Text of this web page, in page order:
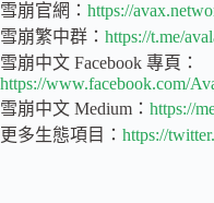
雪崩官網： https://
雪崩繁中群： https://t.me/
雪崩中文 Facebook 專頁：
https://www.facebook.com/
雪崩中文 Medium： https://
更多生態項目： https://